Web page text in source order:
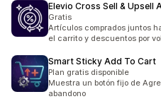
Elevio Cross Sell & Upsell
Gratis
Artículos comprados juntos
el carrito y descuentos por
Smart Sticky Add To Cart
Plan gratis disponible
Muestra un botón fijo de
abandono